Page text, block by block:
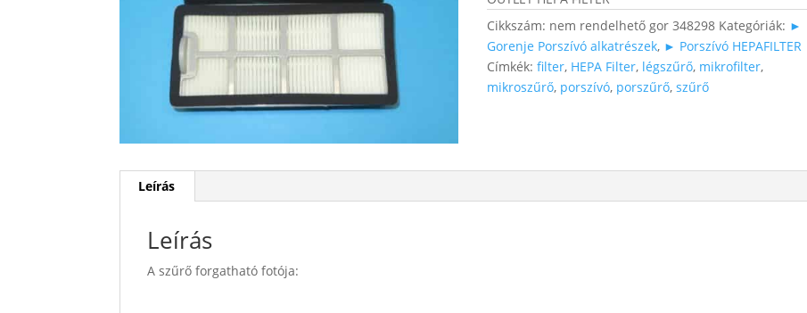
Cikkszám: nem rendelhető gor 348298 Kategóriák: ►
Gorenje Porszívó alkatrészek, ► Porszívó HEPAFILTER
Címkék:filter, HEPA Filter, légszűrő, mikrofilter,
mikroszűrő, porszívó, porszűrő,szűrő
Leírás
Leírás
A szűrő forgatható fotója: